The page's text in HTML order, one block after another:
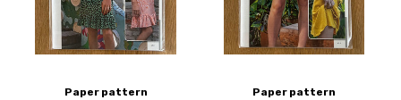
Paper pattern Paper pattern